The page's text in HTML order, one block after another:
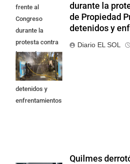
frente al
Congreso
durante la
protesta contra
la Ley de
Propiedad
Privada: hubo
detenidos y
enfrentamientos
durante la
de Propiedad
detenidos y
Diario EL SOL
Quilmes